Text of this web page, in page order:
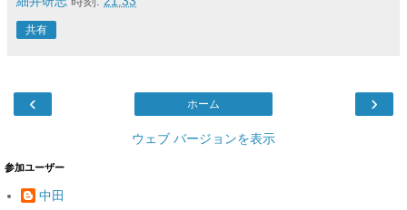
共有
‹ ›
ホーム
ウェブ バージョンを表示
参加ユーザー
中田